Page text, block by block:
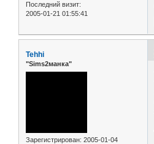
Последний визит:
2005-01-21 01:55:41
Tehhi
"Sims2манка"
Зарегистрирован: 2005-01-04